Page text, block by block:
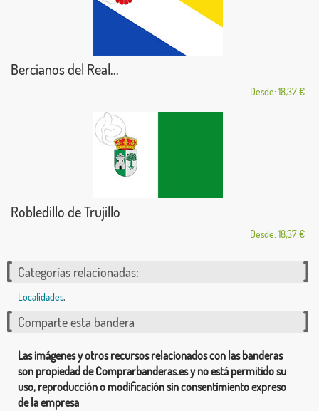
Bercianos del Real...
Desde: 18,37 €
Robledillo de Trujillo
Desde: 18,37 €
Categorías relacionadas:
Localidades,
Comparte esta bandera
Las imágenes y otros recursos relacionados con las banderas
son propiedad de Comprarbanderas.es y no está permitido su
uso, reproducción o modificación sin consentimiento expreso
de la empresa